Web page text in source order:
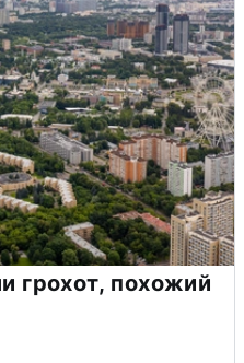
грохот, похожий